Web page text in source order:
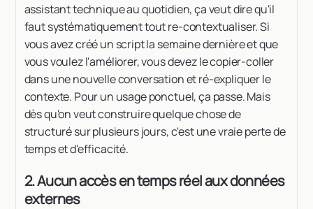
assistant technique au quotidien, ça veut dire qu'il
faut systématiquement tout re-contextualiser. Si
vous avez créé un script la semaine dernière et que
vous voulez l'améliorer, vous devez le copier-coller
dans une nouvelle conversation et ré-expliquer le
contexte. Pour un usage ponctuel, ça passe. Mais
dès qu'on veut construire quelque chose de
structuré sur plusieurs jours, c'est une vraie perte de
temps et d'efficacité.
2. Aucun accès en temps réel aux données
externes